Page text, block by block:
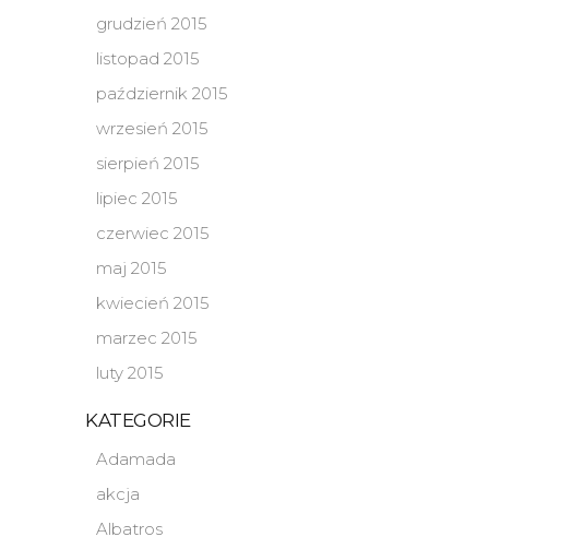
grudzień 2015
listopad 2015
październik 2015
wrzesień 2015
sierpień 2015
lipiec 2015
czerwiec 2015
maj 2015
kwiecień 2015
marzec 2015
luty 2015
KATEGORIE
Adamada
akcja
Albatros